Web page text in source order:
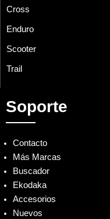
Cross
Enduro
Scooter
Trail
Soporte
Contacto
Más Marcas
Buscador
Ekodaka
Accesorios
Nuevos